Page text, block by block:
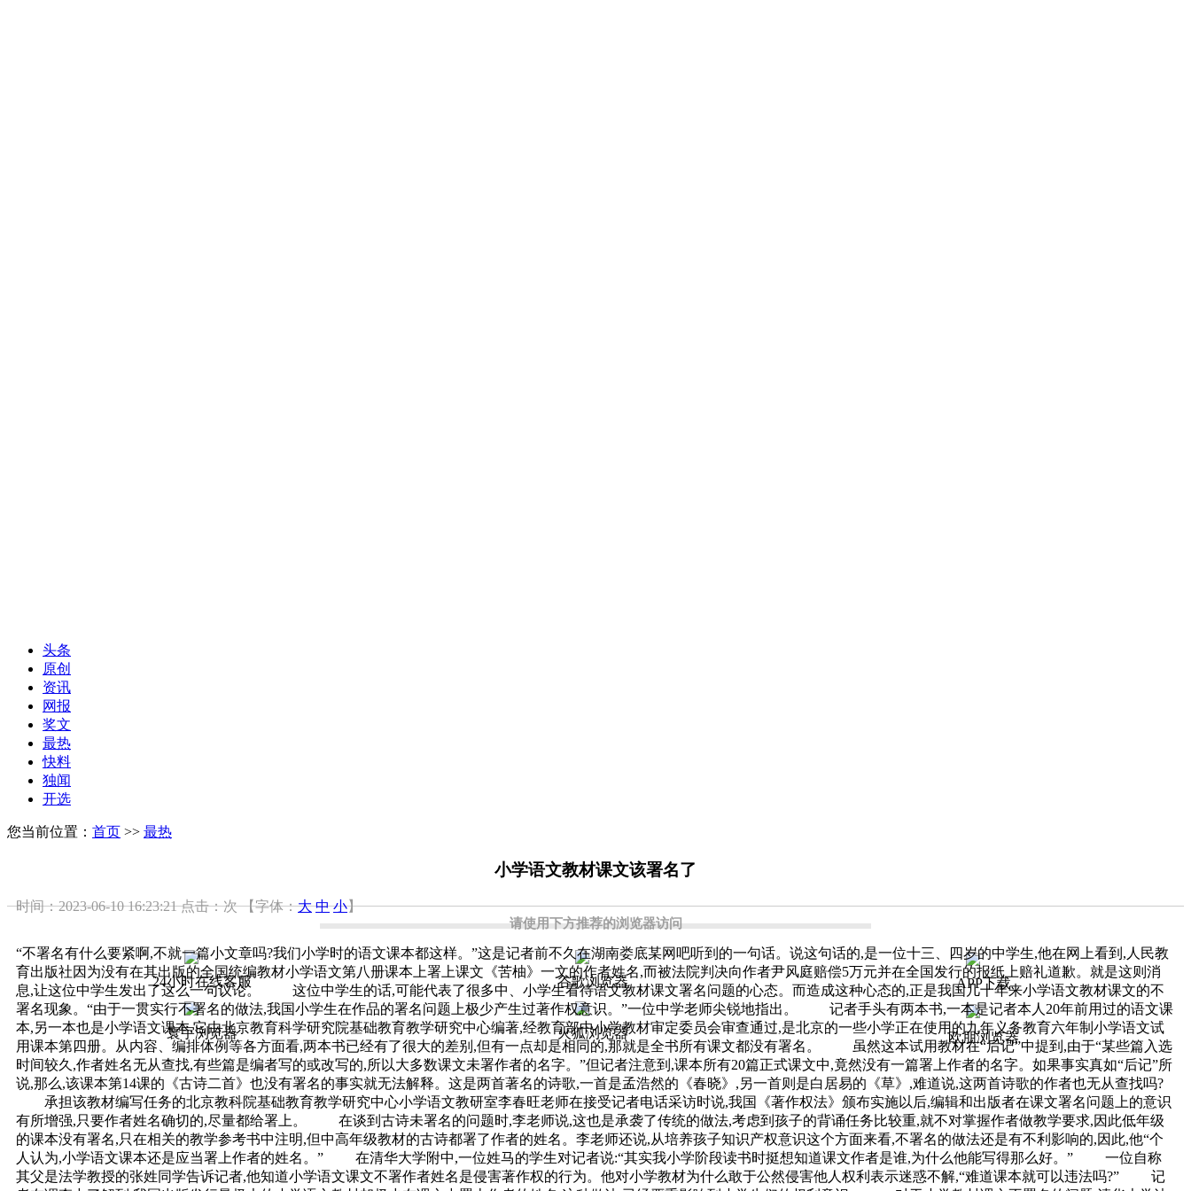
请使用下方推荐的浏览器访问
24小时在线客服 谷歌浏览器 APP下载
寰宇浏览器 火狐浏览器 欧朋浏览器
头条
原创
资讯
网报
奖文
最热
快料
独闻
开选
您当前位置： 首页 >> 最热
小学语文教材课文该署名了
时间：2023-06-10 16:23:21点击：次 【字体：大 中 小】
“不署名有什么要紧啊,不就一篇小文章吗?我们小学时的语文课本都这样。”这是记者前不久在湖南娄底某网吧听到的一句话。说这句话的,是一位十三、四岁的中学生,他在网上看到,人民教
育出版社因为没有在其出版的全国统编教材小学语文第八册课本上署上课文《苦柚》一文的作者姓名,而被法院判决向作者尹风庭赔偿5万元并在全国发行的报纸上赔礼道歉。就是这则消
息,让这位中学生发出了这么一句议论。 这位中学生的话,可能代表了很多中、小学生看待语文教材课文署名问题的心态。而造成这种心态的,正是我国几十年来小学语文教材课文的不
署名现象。“由于一贯实行不署名的做法,我国小学生在作品的署名问题上极少产生过著作权意识。”一位中学老师尖锐地指出。 记者手头有两本书,一本是记者本人20年前用过的语文课
本,另一本也是小学语文课本,它由北京教育科学研究院基础教育教学研究中心编著,经教育部中小学教材审定委员会审查通过,是北京的一些小学正在使用的九年义务教育六年制小学语文试
用课本第四册。从内容、编排体例等各方面看,两本书已经有了很大的差别,但有一点却是相同的,那就是全书所有课文都没有署名。 虽然这本试用教材在“后记”中提到,由于“某些篇入选
时间较久,作者姓名无从查找,有些篇是编者写的或改写的,所以大多数课文未署作者的名字。”但记者注意到,课本所有20篇正式课文中,竟然没有一篇署上作者的名字。如果事实真如“后记”所
说,那么,该课本第14课的《古诗二首》也没有署名的事实就无法解释。这是两首著名的诗歌,一首是孟浩然的《春晓》,另一首则是白居易的《草》,难道说,这两首诗歌的作者也无从查找吗?
承担该教材编写任务的北京教科院基础教育教学研究中心小学语文教研室李春旺老师在接受记者电话采访时说,我国《著作权法》颁布实施以后,编辑和出版者在课文署名问题上的意识
有所增强,只要作者姓名确切的,尽量都给署上。 在谈到古诗未署名的问题时,李老师说,这也是承袭了传统的做法,考虑到孩子的背诵任务比较重,就不对掌握作者做教学要求,因此低年级
的课本没有署名,只在相关的教学参考书中注明,但中高年级教材的古诗都署了作者的姓名。李老师还说,从培养孩子知识产权意识这个方面来看,不署名的做法还是有不利影响的,因此,他“个
人认为,小学语文课本还是应当署上作者的姓名。” 在清华大学附中,一位姓马的学生对记者说:“其实我小学阶段读书时挺想知道课文作者是谁,为什么他能写得那么好。” 一位自称
其父是法学教授的张姓同学告诉记者,他知道小学语文课文不署作者姓名是侵害著作权的行为。他对小学教材为什么敢于公然侵害他人权利表示迷惑不解,“难道课本就可以违法吗?” 记